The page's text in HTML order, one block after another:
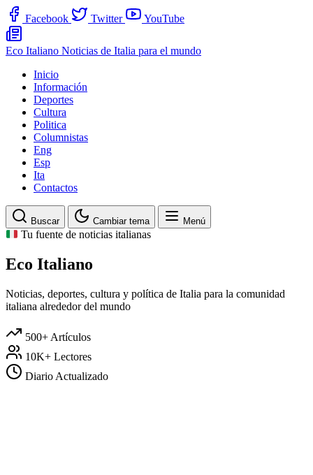
Facebook Twitter YouTube
Eco Italiano Noticias de Italia para el mundo
Inicio
Información
Deportes
Cultura
Politica
Columnistas
Eng
Esp
Ita
Contactos
Buscar Cambiar tema Menú
Tu fuente de noticias italianas
Eco Italiano
Noticias, deportes, cultura y política de Italia para la comunidad
italiana alrededor del mundo
500+ Artículos
10K+ Lectores
Diario Actualizado